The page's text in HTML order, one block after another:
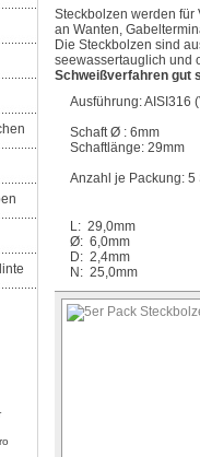
Steckbolzen werden für
an Wanten,
Die Steckbolzen sind
seewassertauglich und
Schweißverfahren gut
Ausführung: AISI316
Schaft Ø : 6mm
Schaftlänge: 29mm
Anzahl je Packung: 5
L: 29,0mm
Ø: 6,0mm
D: 2,4mm
N: 25,0mm